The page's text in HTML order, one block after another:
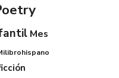
Mes